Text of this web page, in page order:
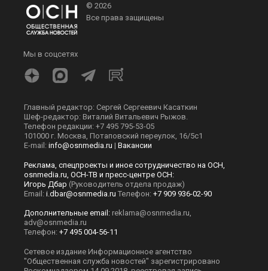
© 2026
Все права защищены
Мы в соцсетях
Главный редактор: Сергей Сергеевич Касаткин
Шеф-редактор: Виталий Витальевич Рыжов.
Телефон редакции: +7 495 795-53-05
101000 г. Москва, Потаповский переулок, 16/5с1
E-mail: info@osnmedia.ru | Вакансии
Реклама, спецпроекты и иное сотрудничество на ОСН,
osnmedia.ru, ОСН-ТВ и пресс-центре ОСН:
Игорь Дбар (Руководитель отдела продаж)
Email: i.dbar@osnmedia.ru Телефон: +7 909 936-02-90
Дополнительные email: reklama@osnmedia.ru
adv@osnmedia.ru
Телефон: +7 495 004-56-11
Сетевое издание Информационное агентство
"Общественная служба новостей" зарегистрировано